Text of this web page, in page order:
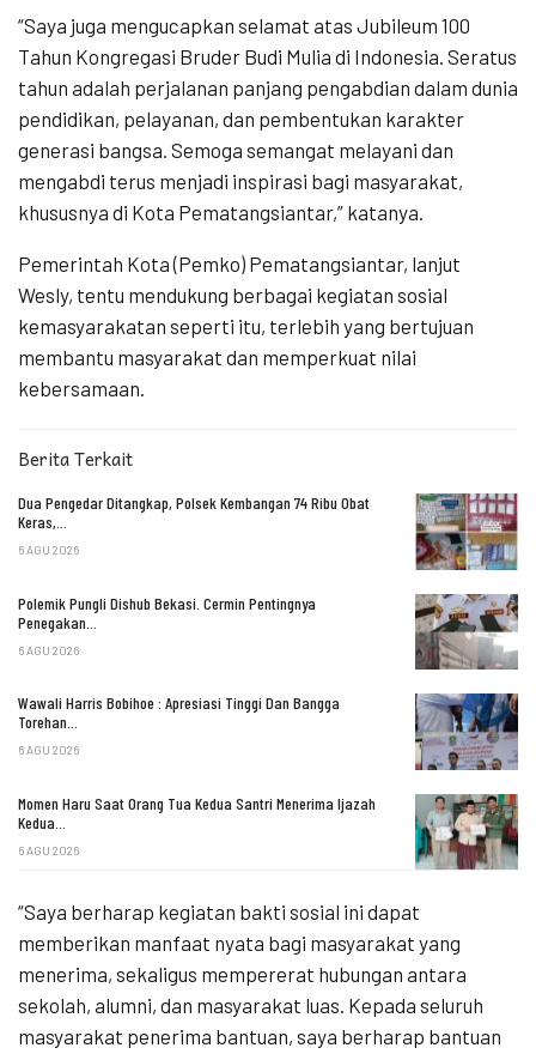
“Saya juga mengucapkan selamat atas Jubileum 100
Tahun Kongregasi Bruder Budi Mulia di Indonesia. Seratus
tahun adalah perjalanan panjang pengabdian dalam dunia
pendidikan, pelayanan, dan pembentukan karakter
generasi bangsa. Semoga semangat melayani dan
mengabdi terus menjadi inspirasi bagi masyarakat,
khususnya di Kota Pematangsiantar,” katanya.
Pemerintah Kota (Pemko) Pematangsiantar, lanjut
Wesly, tentu mendukung berbagai kegiatan sosial
kemasyarakatan seperti itu, terlebih yang bertujuan
membantu masyarakat dan memperkuat nilai
kebersamaan.
Berita Terkait
Dua Pengedar Ditangkap, Polsek Kembangan 74 Ribu Obat
Keras,…
6 AGU 2026
Polemik Pungli Dishub Bekasi. Cermin Pentingnya
Penegakan…
6 AGU 2026
Wawali Harris Bobihoe : Apresiasi Tinggi Dan Bangga
Torehan…
6 AGU 2026
Momen Haru Saat Orang Tua Kedua Santri Menerima Ijazah
Kedua…
6 AGU 2026
“Saya berharap kegiatan bakti sosial ini dapat
memberikan manfaat nyata bagi masyarakat yang
menerima, sekaligus mempererat hubungan antara
sekolah, alumni, dan masyarakat luas. Kepada seluruh
masyarakat penerima bantuan, saya berharap bantuan